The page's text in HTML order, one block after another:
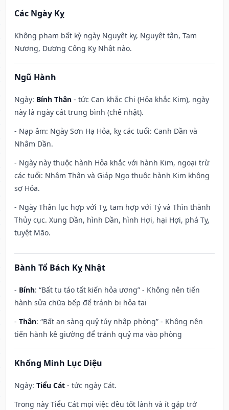
Các Ngày Kỵ
Không phạm bất kỳ ngày Nguyệt kỵ, Nguyệt tận, Tam
Nương, Dương Công Kỵ Nhật nào.
Ngũ Hành
Ngày: Bính Thân - tức Can khắc Chi (Hỏa khắc Kim), ngày
này là ngày cát trung bình (chế nhật).
- Nạp âm: Ngày Sơn Hạ Hỏa, kỵ các tuổi: Canh Dần và
Nhâm Dần.
- Ngày này thuộc hành Hỏa khắc với hành Kim, ngoại trừ
các tuổi: Nhâm Thân và Giáp Ngọ thuộc hành Kim không
sợ Hỏa.
- Ngày Thân lục hợp với Tỵ, tam hợp với Tý và Thìn thành
Thủy cục. Xung Dần, hình Dần, hình Hợi, hại Hợi, phá Tỵ,
tuyệt Mão.
Bành Tổ Bách Kỵ Nhật
- Bính: “Bất tu táo tất kiến hỏa ương” - Không nên tiến
hành sửa chữa bếp để tránh bị hỏa tai
- Thân: “Bất an sàng quỷ túy nhập phòng” - Không nên
tiến hành kê giường để tránh quỷ ma vào phòng
Khổng Minh Lục Diệu
Ngày: Tiểu Cát - tức ngày Cát.
Trong này Tiểu Cát mọi việc đều tốt lành và ít gặp trở